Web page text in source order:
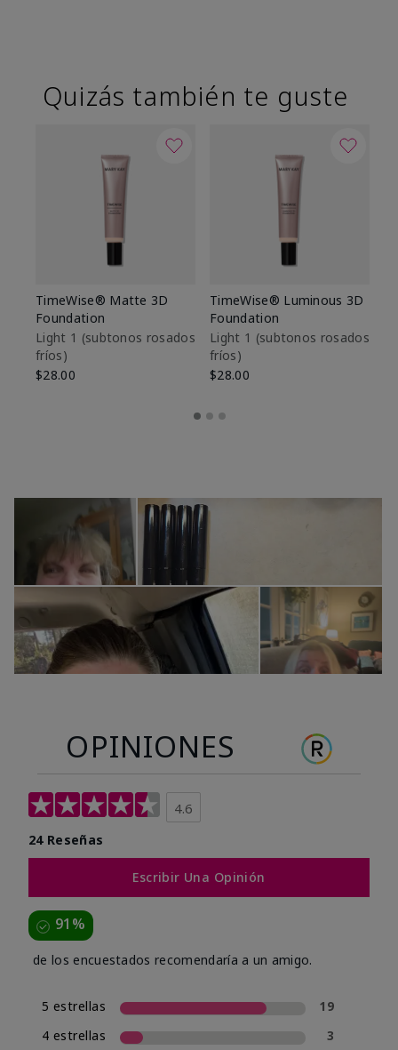
Quizás también te guste
TimeWise® Matte 3D
Foundation
Light 1​ (subtonos rosados
fríos)
$28.00
TimeWise® Luminous 3D
Foundation
Light 1​ (subtonos rosados
fríos)
$28.00
OPINIONES
4.6
24 Reseñas
Escribir Una Opinión
91%
de los encuestados recomendaría a un amigo.
5 estrellas
19
4 estrellas
3